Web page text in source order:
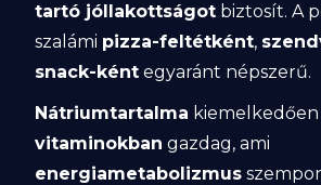
tartó jóllakottságot biztosít. A
szalámi pizza-feltétként,
snack-ként egyaránt népszerű.
Nátriumtartalma kiemelkedően
vitaminokban gazdag, ami
energiametabolizmus